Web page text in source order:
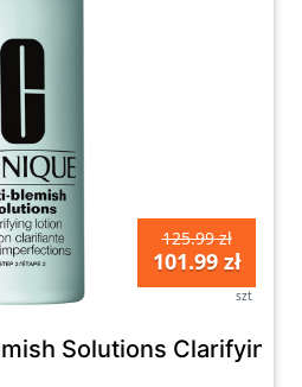
125.99 zł
101.99 zł
szt
Solutions Clarifying